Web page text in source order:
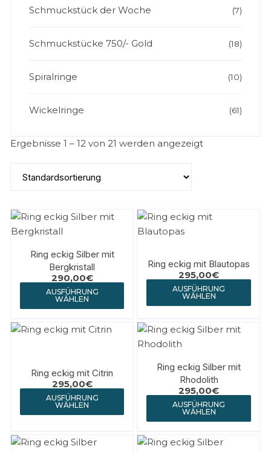
Ergebnisse 1 – 12 von 21 werden angezeigt
Ring eckig Silber mit
Bergkristall
290,00€
AUSFÜHRUNG
WÄHLEN
Ring eckig mit Blautopas
295,00€
AUSFÜHRUNG
WÄHLEN
Ring eckig mit Citrin
295,00€
AUSFÜHRUNG
WÄHLEN
Ring eckig Silber mit
Rhodolith
295,00€
AUSFÜHRUNG
WÄHLEN
Schmuckstück der Woche (7)
Schmuckstücke 750/- Gold (18)
Spiralringe (10)
Wickelringe (61)